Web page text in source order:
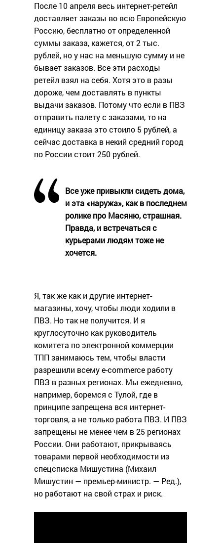
После 10 апреля весь интернет-ретейл
доставляет заказы во всю Европейскую
Россию, бесплатно от определенной
суммы заказа, кажется, от 2 тыс.
рублей, но у нас на меньшую сумму и не
бывает заказов. Все эти расходы
ретейл взял на себя. Хотя это в разы
дороже, чем доставлять в пункты
выдачи заказов. Потому что если в ПВЗ
отправить палету с заказами, то на
единицу заказа это стоило 5 рублей, а
сейчас доставка в некий средний город
по России стоит 250 рублей.
Все уже привыкли сидеть дома,
и эта «наружа», как в последнем
ролике про Масяню, страшная.
Правда, и встречаться с
курьерами людям тоже не
хочется.
Я, так же как и другие интернет-
магазины, хочу, чтобы люди ходили в
ПВЗ. Но так не получится. И я
круглосуточно как руководитель
комитета по электронной коммерции
ТПП занимаюсь тем, чтобы власти
разрешили всему e-commerce работу
ПВЗ в разных регионах. Мы ежедневно,
например, боремся с Тулой, где в
принципе запрещена вся интернет-
торговля, а не только работа ПВЗ. И ПВЗ
запрещены не менее чем в 25 регионах
России. Они работают, прикрываясь
товарами первой необходимости из
спецсписка Мишустина (Михаил
Мишустин — премьер-министр. — Ред.),
но работают на свой страх и риск.